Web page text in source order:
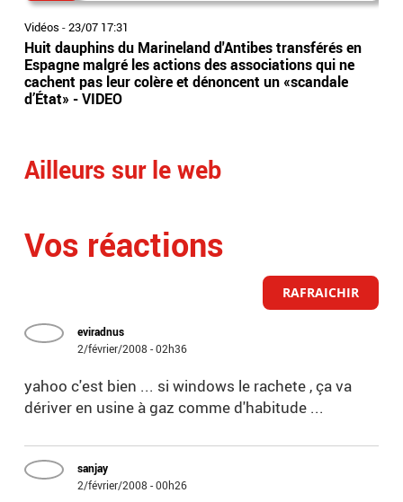
Vidéos -23/07 17:31
Huit dauphins du Marineland d'Antibes transférés en
Espagne malgré les actions des associations qui ne
cachent pas leur colère et dénoncent un «scandale
d’État» - VIDEO
Ailleurs sur le web
Vos réactions
RAFRAICHIR
eviradnus
2/février/2008 - 02h36
yahoo c'est bien ... si windows le rachete , ça va
dériver en usine à gaz comme d'habitude ...
sanjay
2/février/2008 - 00h26